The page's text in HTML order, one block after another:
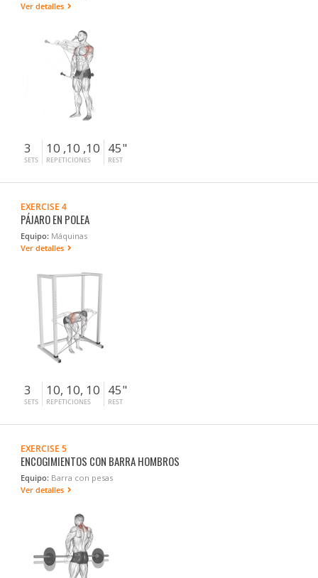
Ver detalles
3
SETS
10 ,10 ,10
REPETICIONES
45"
REST
EXERCISE 4
PÁJARO EN POLEA
Equipo: Máquinas
Ver detalles
3
SETS
10, 10, 10
REPETICIONES
45"
REST
EXERCISE 5
ENCOGIMIENTOS CON BARRA HOMBROS
Equipo: Barra con pesas
Ver detalles